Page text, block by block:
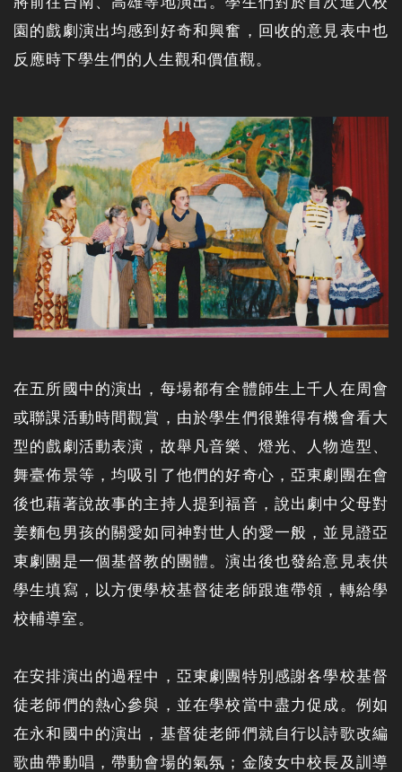
園的戲劇演出均感到好奇和興奮，回收的意見表中也
反應時下學生們的人生觀和價值觀。
在五所國中的演出，每場都有全體師生上千人在周會
或聯課活動時間觀賞，由於學生們很難得有機會看大
型的戲劇活動表演，故舉凡音樂、燈光、人物造型、
舞臺佈景等，均吸引了他們的好奇心，亞東劇團在會
後也藉著說故事的主持人提到福音，說出劇中父母對
姜麵包男孩的關愛如同神對世人的愛一般，並見證亞
東劇團是一個基督教的團體。演出後也發給意見表供
學生填寫，以方便學校基督徒老師跟進帶領，轉給學
校輔導室。
在安排演出的過程中，亞東劇團特別感謝各學校基督
徒老師們的熱心參與，並在學校當中盡力促成。例如
在永和國中的演出，基督徒老師們就自行以詩歌改編
歌曲帶動唱，帶動會場的氣氛；金陵女中校長及訓導